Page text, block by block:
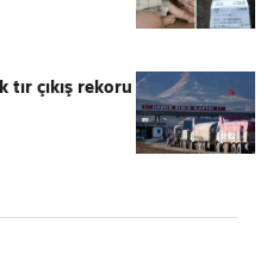
tır çıkış rekoru